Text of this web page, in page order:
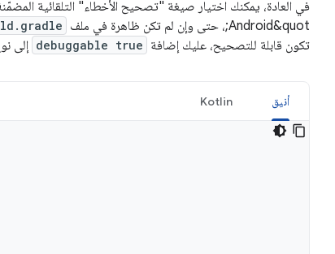
Android&quot;، حتى وإن لم تكن ظاهرة في ملف
تكون قابلة للتصحيح، عليك إضافة debuggable true إلى
أنيق Kotlin